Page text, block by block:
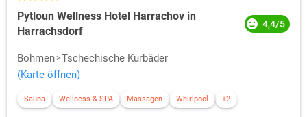
Pytloun Wellness Hotel Harrachov in
Harrachsdorf
4,4/5
Böhmen Tschechische Kurbäder
(Karte öffnen)
Sauna Wellness & SPA Massagen Whirlpool +2